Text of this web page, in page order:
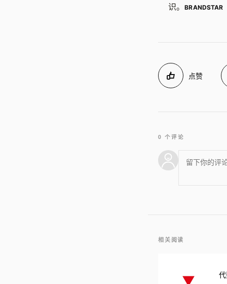
识。BRANDSTAR
点赞
0 个评论
相关阅读